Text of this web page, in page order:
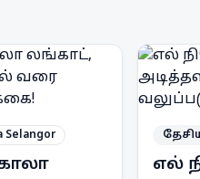
Selangor
எல்